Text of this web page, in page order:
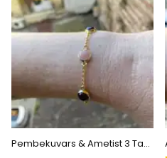
Pembekuvars & Ametist 3 Taşlı Gold Gümüş Bileklik